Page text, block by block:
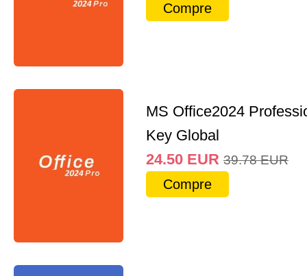
Compre
MS Office2024
Key Global
24.50 EUR 39.78 EUR
Compre